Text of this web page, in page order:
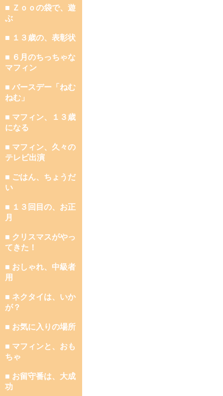
■ Ｚｏｏの袋で、遊
ぶ
■ １３歳の、表彰状
■ ６月のちっちゃな
マフィン
■ バースデー「ねむ
ねむ」
■ マフィン、１３歳
になる
■ マフィン、久々の
テレビ出演
■ ごはん、ちょうだ
い
■ １３回目の、お正
月
■ クリスマスがやっ
てきた！
■ おしゃれ、中級者
用
■ ネクタイは、いか
が？
■ お気に入りの場所
■ マフィンと、おも
ちゃ
■ お留守番は、大成
功